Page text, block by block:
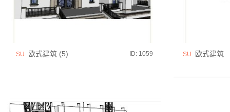
SU 欧式建筑 (5) ID: 1059 SU 欧式建筑